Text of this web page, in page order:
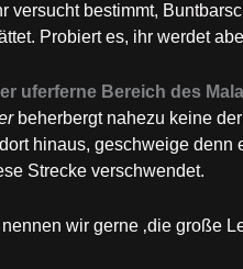
versucht bestimmt,
Probiert es, ihr werdet
uferferne Bereich des
beherbergt nahezu keine
hinaus, geschweige denn
Strecke verschwendet.
wir gerne ‚die große